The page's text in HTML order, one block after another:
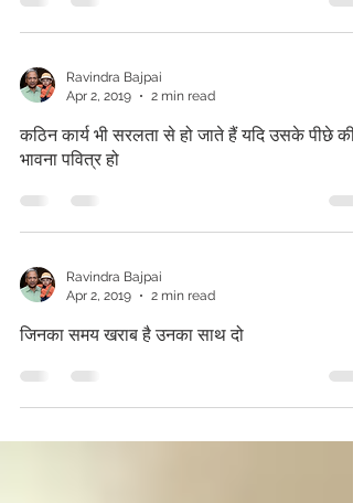
Ravindra Bajpai
Apr 2, 2019
2 min read
कठिन कार्य भी सरलता से हो जाते हैं यदि उसके पीछे की
भावना पवित्र हो
Ravindra Bajpai
Apr 2, 2019
2 min read
जिनका समय खराब है उनका साथ दो